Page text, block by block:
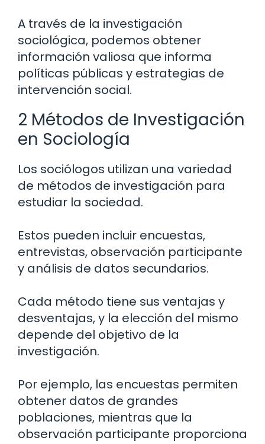
A través de la investigación
sociológica, podemos obtener
información valiosa que informa
políticas públicas y estrategias de
intervención social.
2 Métodos de Investigación
en Sociología
Los sociólogos utilizan una variedad
de métodos de investigación para
estudiar la sociedad.
Estos pueden incluir encuestas,
entrevistas, observación participante
y análisis de datos secundarios.
Cada método tiene sus ventajas y
desventajas, y la elección del mismo
depende del objetivo de la
investigación.
Por ejemplo, las encuestas permiten
obtener datos de grandes
poblaciones, mientras que la
observación participante proporciona